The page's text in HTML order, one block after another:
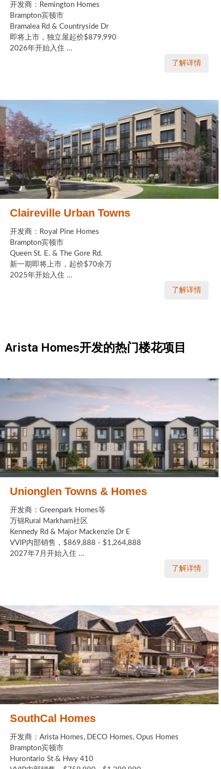
开发商：Remington Homes
Brampton宾顿市
Bramalea Rd & Countryside Dr
即将上市，独立屋起价$879,990
2026年开始入住 ...
了解详情
Claireville Urban Towns
开发商：Royal Pine Homes
Brampton宾顿市
Queen St. E. & The Gore Rd.
新一期即将上市，起价$70余万
2025年开始入住 ...
了解详情
Arista Homes开发的热门楼花项目
Unionglen Towns & Homes
开发商：Greenpark Homes等
万锦Rural Markham社区
Kennedy Rd & Major Mackenzie Dr E
VVIP内部销售，$869,888 - $1,264,888
2027年7月开始入住 ...
了解详情
SouthCal Homes
开发商：Arista Homes, DECO Homes, Opus Homes
Brampton宾顿市
Hurontario St & Hwy 410